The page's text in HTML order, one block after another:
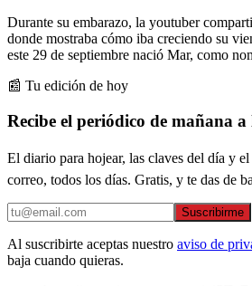
Durante su embarazo, la youtuber
donde mostraba cómo iba creciendo su
este 29 de septiembre nació Mar, como
📰 Tu edición de hoy
Recibe el periódico de mañana a
El diario para hojear, las claves del día y
correo, todos los días. Gratis, y te das de
Suscribirme
Al suscribirte aceptas nuestro aviso de
baja cuando quieras.